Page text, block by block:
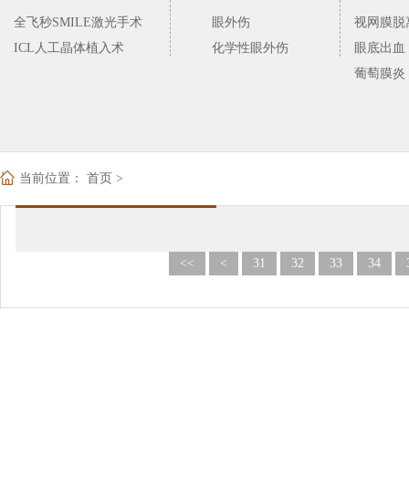
全飞秒SMILE激光手术
ICL人工晶体植入术
眼外伤
化学性眼外伤
视网膜脱
眼底出血
葡萄膜炎
当前位置： 首页 >
<< < 31 32 33 34